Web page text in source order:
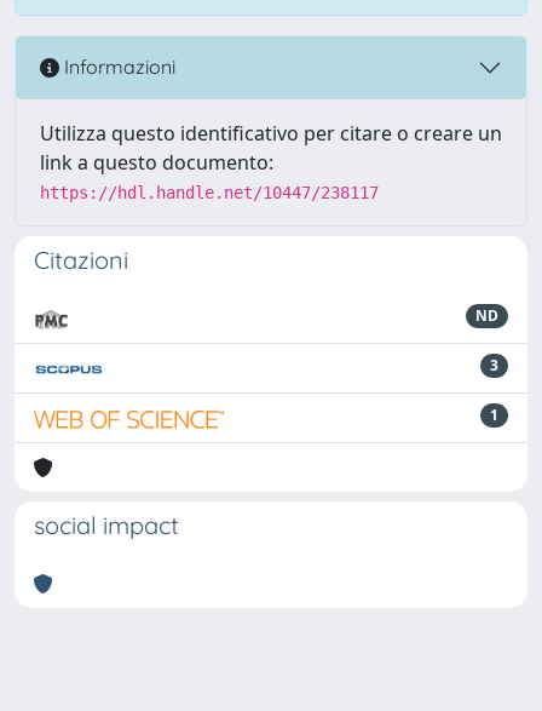
Informazioni
Utilizza questo identificativo per citare o creare un
link a questo documento:
https://hdl.handle.net/10447/238117
Citazioni
ND
3
1
social impact